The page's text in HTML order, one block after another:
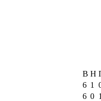
В Н
6 1
6 0